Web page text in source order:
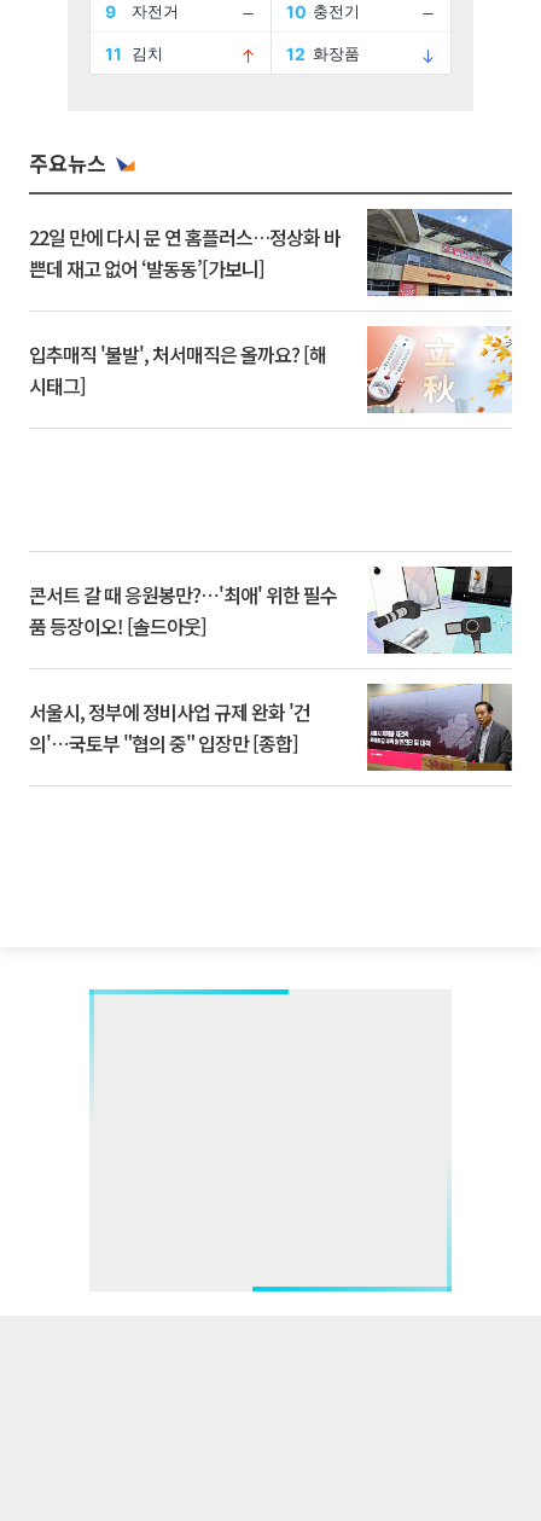
주요뉴스
22일 만에 다시 문 연 홈플러스…정상화 바
쁜데 재고 없어 ‘발동동’[가보니]
입추매직 '불발', 처서매직은 올까요? [해
시태그]
콘서트 갈 때 응원봉만?⋯'최애' 위한 필수
품 등장이오! [솔드아웃]
서울시, 정부에 정비사업 규제 완화 '건
의'⋯국토부 "협의 중" 입장만 [종합]